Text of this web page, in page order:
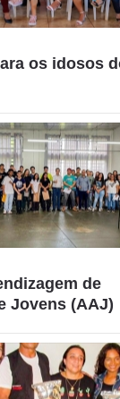
os idosos
de
Jovens (AAJ)